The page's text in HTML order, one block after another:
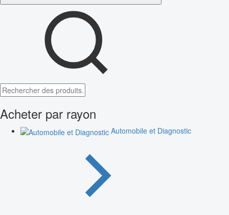
Acheter par rayon
Automobile et Diagnostic